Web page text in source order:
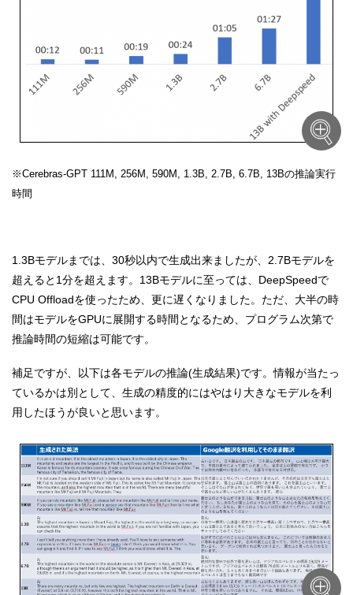
※Cerebras-GPT 111M, 256M, 590M, 1.3B, 2.7B, 6.7B, 13Bの推論実行
時間
1.3Bモデルまでは、30秒以内で生成出来ましたが、2.7Bモデルを
超えると1分を超えます。13Bモデルに至っては、DeepSpeedで
CPU Offloadを使ったため、更に遅くなりました。ただ、大半の時
間はモデルをGPUに展開する時間となるため、プログラム次第で
推論時間の短縮は可能です。
補足ですが、以下は各モデルの推論(生成結果)です。情報が当たっ
ているかは別として、生成の精度的にはやはり大きなモデルを利
用したほうが良いと思います。